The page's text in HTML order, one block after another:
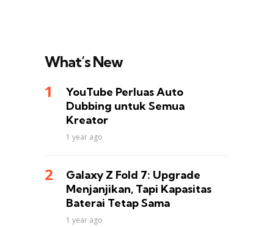
What’s New
YouTube Perluas Auto
Dubbing untuk Semua
Kreator
1 year ago
Galaxy Z Fold 7: Upgrade
Menjanjikan, Tapi Kapasitas
Baterai Tetap Sama
1 year ago